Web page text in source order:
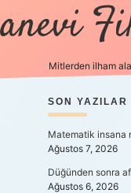
Mitlerden ilham
SON YAZILAR
Matematik insana
Ağustos 7, 2026
Düğünden sonra
Ağustos 6, 2026